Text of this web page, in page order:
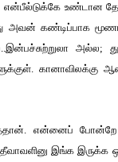
என்பீல்டுக்கே உண்டான
கண்டிப்பாக
அல்ல;
கானாவிலக்கு
என்னைப்
இங்க இருக்க